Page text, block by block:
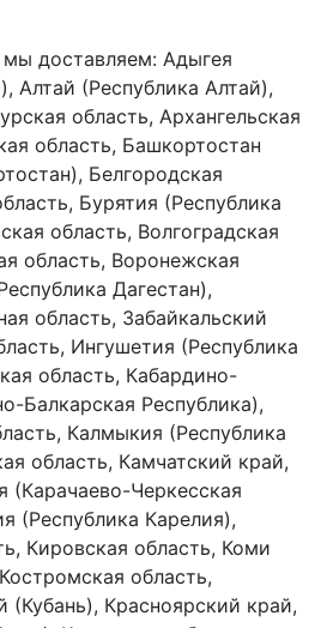
доставляем: Адыгея
Алтай (Республика Алтай),
область, Архангельская
область, Башкортостан
Белгородская
Бурятия (Республика
область, Волгоградская
область, Воронежская
Дагестан),
область, Забайкальский
Ингушетия (Республика
область, Кабардино-
Балкарская Республика),
Калмыкия (Республика
область, Камчатский край,
(Карачаево-Черкесская
(Республика Карелия),
Кировская область, Коми
область,
(Кубань), Красноярский край,